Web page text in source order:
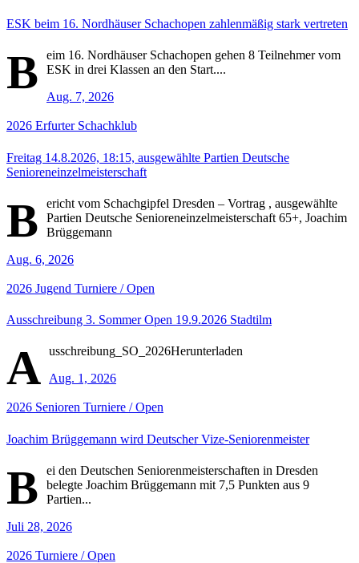
ESK beim 16. Nordhäuser Schachopen zahlenmäßig stark vertreten
B
eim 16. Nordhäuser Schachopen gehen 8 Teilnehmer vom
ESK in drei Klassen an den Start....
Aug. 7, 2026
2026 Erfurter Schachklub
Freitag 14.8.2026, 18:15, ausgewählte Partien Deutsche
Senioreneinzelmeisterschaft
B
ericht vom Schachgipfel Dresden – Vortrag , ausgewählte
Partien Deutsche Senioreneinzelmeisterschaft 65+, Joachim
Brüggemann
Aug. 6, 2026
2026 Jugend Turniere / Open
Ausschreibung 3. Sommer Open 19.9.2026 Stadtilm
A usschreibung_SO_2026Herunterladen
Aug. 1, 2026
2026 Senioren Turniere / Open
Joachim Brüggemann wird Deutscher Vize-Seniorenmeister
B
ei den Deutschen Seniorenmeisterschaften in Dresden
belegte Joachim Brüggemann mit 7,5 Punkten aus 9
Partien...
Juli 28, 2026
2026 Turniere / Open